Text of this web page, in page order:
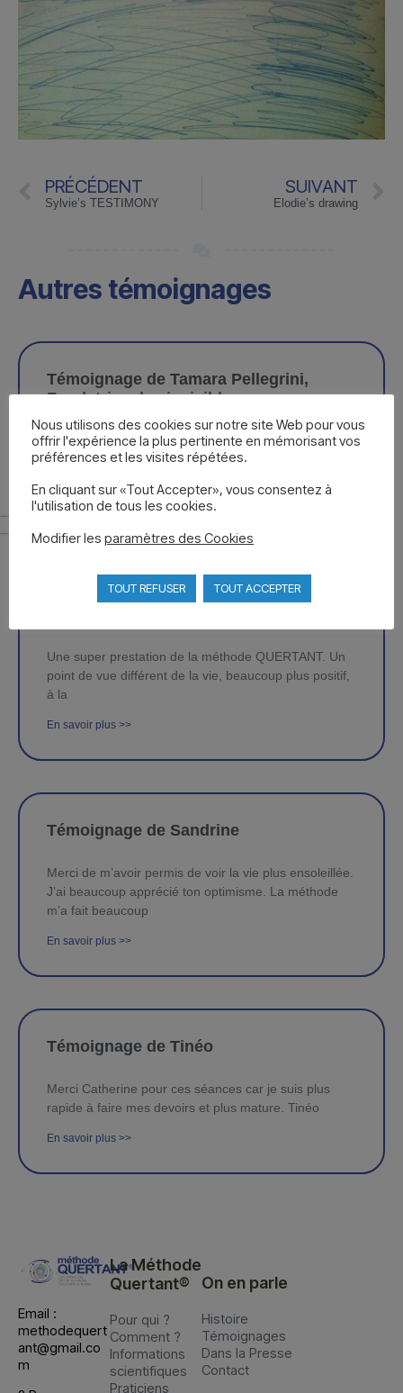
PRÉCÉDENT
Sylvie’s TESTIMONY
SUIVANT
Élodie’s drawing
Autres témoignages
Témoignage de Tamara Pellegrini,
Fondatrice des invisibles
Lorsque j’ai franchi la porte du cabinet de Bernard,
c’était dans l’espoir d’éradiquer une vingtaine de
En savoir plus >>
Une super prestation de la méthode QUERTANT. Un
point de vue différent de la vie, beaucoup plus positif,
à la
En savoir plus >>
Témoignage de Sandrine
Merci de m’avoir permis de voir la vie plus ensoleillée.
J’ai beaucoup apprécié ton optimisme. La méthode
m’a fait beaucoup
En savoir plus >>
Témoignage de Tinéo
Merci Catherine pour ces séances car je suis plus
rapide à faire mes devoirs et plus mature. Tinéo
En savoir plus >>
Email :
methodequert
ant@gmail.co
m
La Méthode
Quertant®
Pour qui ?
Comment ?
Informations
scientifiques
Praticiens
On en parle
Histoire
Témoignages
Dans la Presse
Contact
Nous utilisons des cookies sur notre site Web pour vous
offrir l'expérience la plus pertinente en mémorisant vos
préférences et les visites répétées.
En cliquant sur «Tout Accepter», vous consentez à
l'utilisation de tous les cookies.
Modifier les paramètres des Cookies
TOUT REFUSER TOUT ACCEPTER